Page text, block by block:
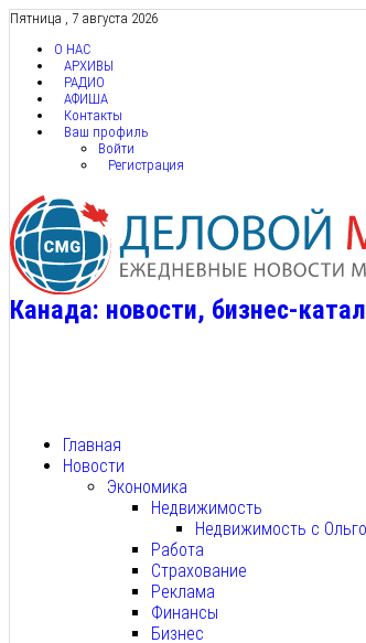
Пятница , 7 августа 2026
О НАС
АРХИВЫ
РАДИО
АФИША
Контакты
Ваш профиль
Войти
Регистрация
Канада: новости, бизнес-
Главная
Новости
Экономика
Недвижимость
Недвижимость с
Работа
Страхование
Реклама
Финансы
Бизнес